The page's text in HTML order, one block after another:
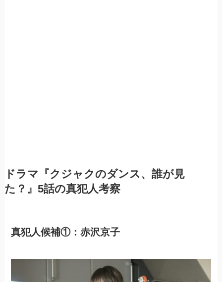
ドラマ『クジャクのダンス、誰が見
た？』5話の真犯人考察
真犯人候補①：赤沢京子